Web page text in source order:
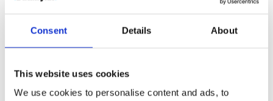
Consent Details About
This website uses cookies
We use cookies to personalise content and ads, to
Desk-Mate R sirklet A4 notatblokk
14kr–52kr